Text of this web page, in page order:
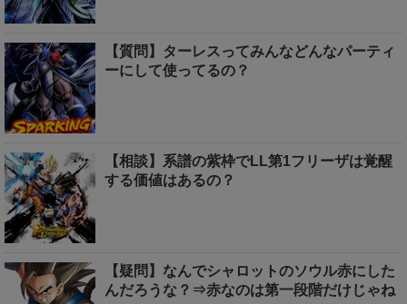
【質問】ターレスってみんなどんなパーティ
ーにして使ってるの？
【相談】系譜の紫枠でLL第1フリーザは覚醒
する価値はあるの？
【疑問】なんでシャロットのソウル赤にした
んだろうな？⇒赤なのは第一段階だけじゃね